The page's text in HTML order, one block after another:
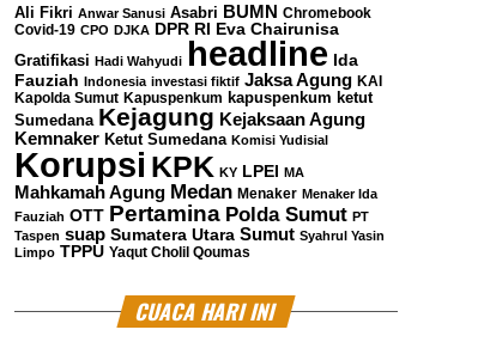
Ali Fikri Anwar Sanusi Asabri BUMN Chromebook
Covid-19 CPO DJKA DPR RI
Eva Chairunisa
Gratifikasi Hadi Wahyudi headline Ida
Fauziah Indonesia investasi fiktif Jaksa Agung KAI
Kapolda Sumut Kapuspenkum kapuspenkum ketut
Sumedana Kejagung Kejaksaan Agung
Kemnaker Ketut Sumedana Komisi Yudisial
Korupsi KPK KY LPEI MA
Mahkamah Agung Medan Menaker Menaker Ida
Fauziah OTT Pertamina Polda Sumut PT
Taspen suap Sumatera Utara Sumut Syahrul Yasin
Limpo TPPU Yaqut Cholil Qoumas
CUACA HARI INI